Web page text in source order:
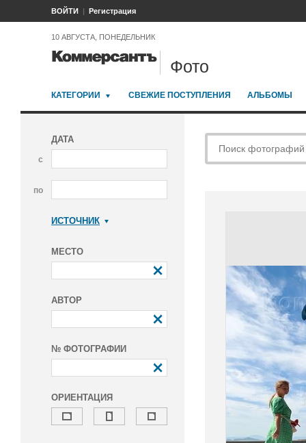
ВОЙТИ Регистрация
10 АВГУСТА, ПОНЕДЕЛЬНИК
Фото
КАТЕГОРИИ СВЕЖИЕ ПОСТУПЛЕНИЯ АЛЬБОМЫ
ДАТА
с
по
ИСТОЧНИК
МЕСТО
АВТОР
№ ФОТОГРАФИИ
ОРИЕНТАЦИЯ